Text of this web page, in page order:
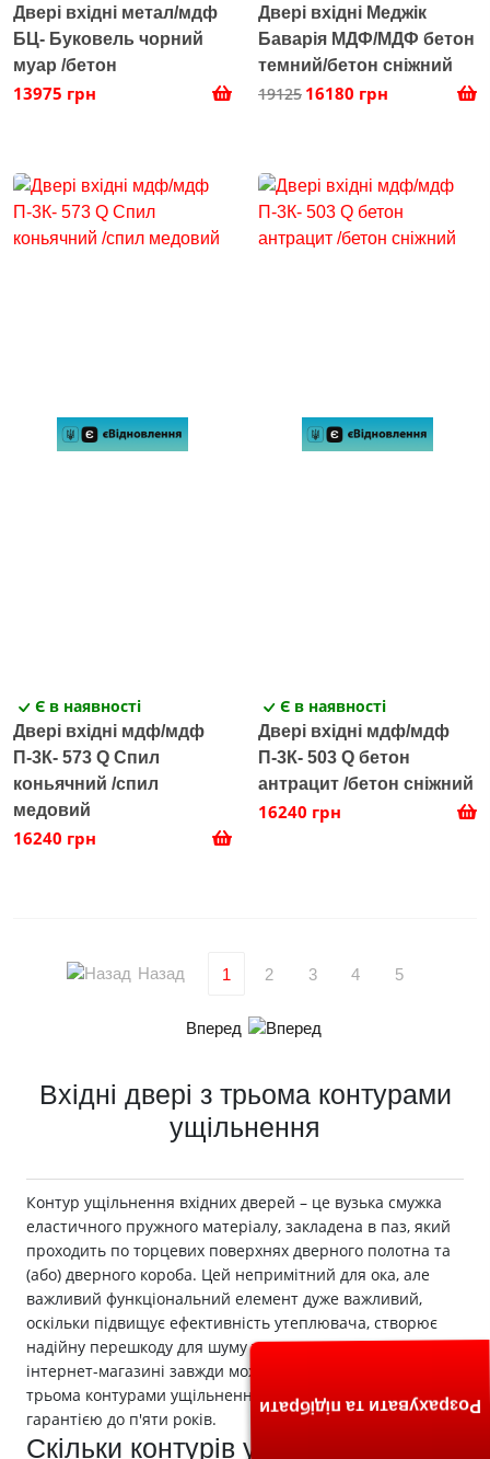
Двері вхідні метал/мдф
БЦ- Буковель чорний
муар /бетон
13975 грн
Двері вхідні Меджік
Баварія МДФ/МДФ бетон
темний/бетон сніжний
19125 16180 грн
Є в наявності
Двері вхідні мдф/мдф
П-3К- 573 Q Спил
коньячний /спил
медовий
16240 грн
Є в наявності
Двері вхідні мдф/мдф
П-3К- 503 Q бетон
антрацит /бетон сніжний
16240 грн
Назад 1 2 3 4 5
Вперед
Вхідні двері з трьома контурами
ущільнення
Контур ущільнення вхідних дверей – це вузька смужка
еластичного пружного матеріалу, закладена в паз, який
проходить по торцевих поверхнях дверного полотна та
(або) дверного короба. Цей непримітний для ока, але
важливий функціональний елемент дуже важливий,
оскільки підвищує ефективність утеплювача, створює
надійну перешкоду для шуму та холоду. У нашому
інтернет-магазині завжди можна купити вхідні двері із
трьома контурами ущільнення за чудовою ціною, з
гарантією до п'яти років.
Скільки контурів ущільнення
Розрахувати та підібрати